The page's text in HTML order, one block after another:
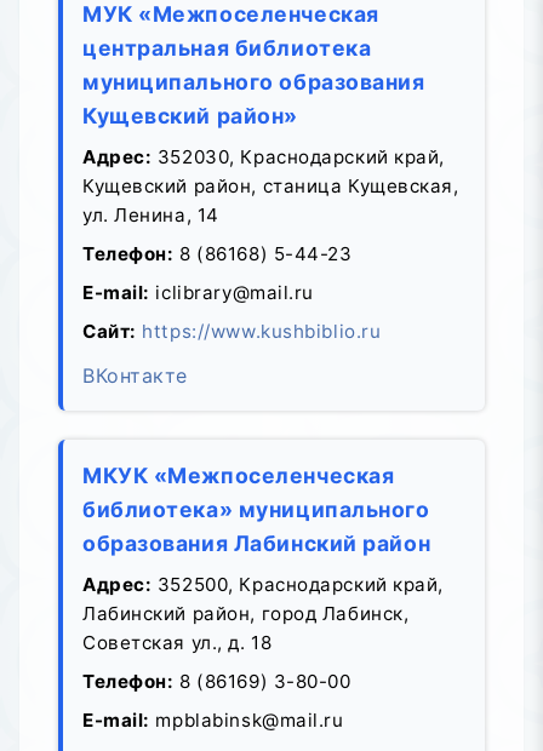
МУК «Межпоселенческая
центральная библиотека
муниципального образования
Кущевский район»
Адрес: 352030, Краснодарский край,
Кущевский район, станица Кущевская,
ул. Ленина, 14
Телефон: 8 (86168) 5-44-23
E-mail: iclibrary@mail.ru
Сайт: https://www.kushbiblio.ru
ВКонтакте
МКУК «Межпоселенческая
библиотека» муниципального
образования Лабинский район
Адрес: 352500, Краснодарский край,
Лабинский район, город Лабинск,
Советская ул., д. 18
Телефон: 8 (86169) 3-80-00
E-mail: mpblabinsk@mail.ru